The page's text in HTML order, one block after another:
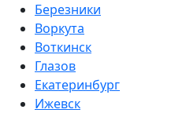
Березники
Воркута
Воткинск
Глазов
Екатеринбург
Ижевск